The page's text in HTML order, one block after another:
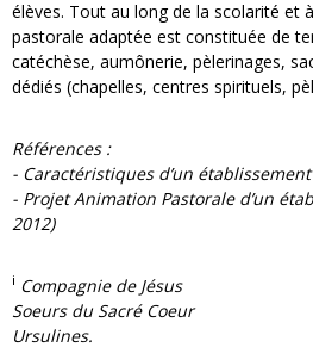
élèves. Tout au long de la scolarité et
pastorale adaptée est constituée de
catéchèse, aumônerie, pèlerinages,
dédiés (chapelles, centres spirituels,
Références :
- Caractéristiques d’un
- Projet Animation Pastorale d’un
2012)
i Compagnie de Jésus
Soeurs du Sacré Coeur
Ursulines.